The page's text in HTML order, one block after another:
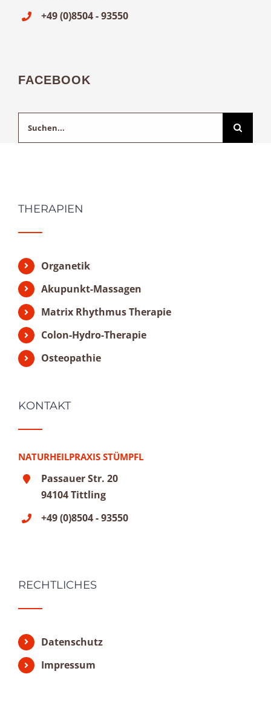
+49 (0)8504 - 93550
FACEBOOK
THERAPIEN
Organetik
Akupunkt-Massagen
Matrix Rhythmus Therapie
Colon-Hydro-Therapie
Osteopathie
KONTAKT
NATURHEILPRAXIS STÜMPFL
Passauer Str. 20
94104 Tittling
+49 (0)8504 - 93550
RECHTLICHES
Datenschutz
Impressum